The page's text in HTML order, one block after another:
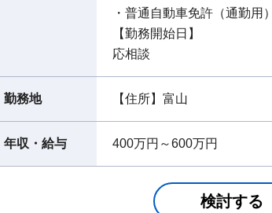
・普通自動車免許（通勤用）
【勤務開始日】
応相談
勤務地 【住所】富山
年収・給与 400万円～600万円
検討する